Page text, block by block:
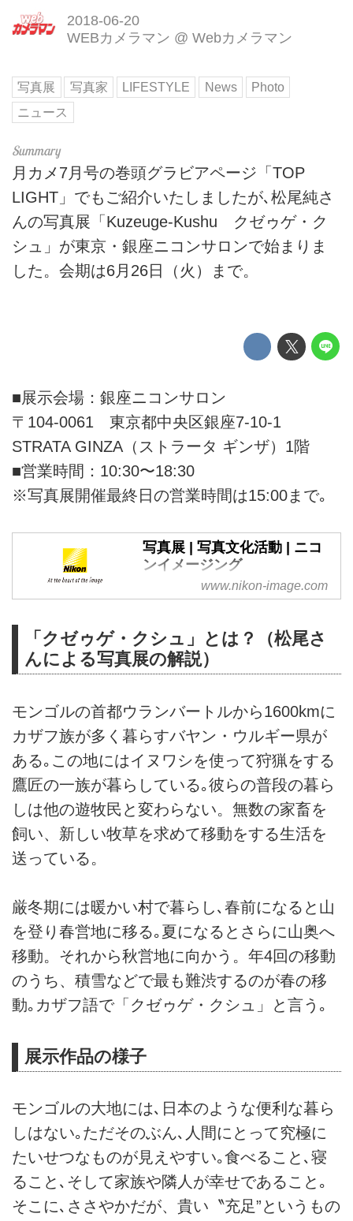
2018-06-20
WEBカメラマン @ Webカメラマン
写真展 写真家 LIFESTYLE News
Photo
ニュース
月カメ7月号の巻頭グラビアページ「TOP
LIGHT」でもご紹介いたしましたが､松尾純さ
んの写真展「Kuzeuge-Kushu クゼゥゲ・ク
シュ」が東京・銀座ニコンサロンで始まりま
した。会期は6月26日（火）まで。
■展示会場：銀座ニコンサロン
〒104-0061 東京都中央区銀座7-10-1
STRATA GINZA（ストラータ ギンザ）1階
■営業時間：10:30〜18:30
※写真展開催最終日の営業時間は15:00まで｡
写真展 | 写真文化活動 | ニコ
ンイメージング
ニコンイメージングジャパンが運
しています。
www.nikon-image.com
「クゼゥゲ・クシュ」とは？（松尾さ
んによる写真展の解説）
モンゴルの首都ウランバートルから1600kmに
カザフ族が多く暮らすバヤン・ウルギー県が
ある｡この地にはイヌワシを使って狩猟をする
鷹匠の一族が暮らしている｡彼らの普段の暮ら
しは他の遊牧民と変わらない。無数の家畜を
飼い、新しい牧草を求めて移動をする生活を
送っている。
厳冬期には暖かい村で暮らし､春前になると山
を登り春営地に移る｡夏になるとさらに山奥へ
移動。それから秋営地に向かう。年4回の移動
のうち、積雪などで最も難渋するのが春の移
動｡カザフ語で「クゼゥゲ・クシュ」と言う｡
展示作品の様子
モンゴルの大地には､日本のような便利な暮ら
しはない｡ただそのぶん､人間にとって究極に
たいせつなものが見えやすい｡食べること､寝
ること､そして家族や隣人が幸せであること｡
そこに､ささやかだが、貴い〝充足”というもの